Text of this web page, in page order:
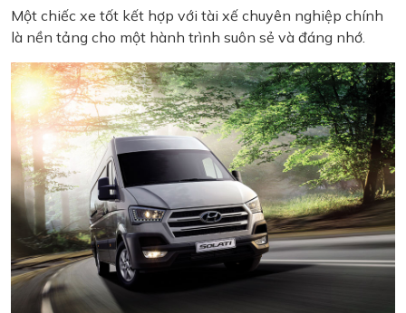
Một chiếc xe tốt kết hợp với tài xế chuyên nghiệp chính
là nền tảng cho một hành trình suôn sẻ và đáng nhớ.